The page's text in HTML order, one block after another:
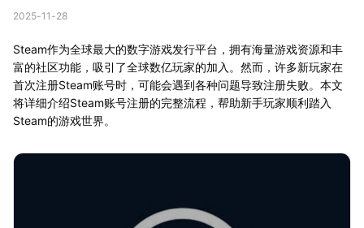
2025-11-28
Steam作为全球最大的数字游戏发行平台，拥有海量游戏资源和丰
富的社区功能，吸引了全球数亿玩家的加入。然而，许多新玩家在
首次注册Steam账号时，可能会遇到各种问题导致注册失败。本文
将详细介绍Steam账号注册的完整流程，帮助新手玩家顺利踏入
Steam的游戏世界。